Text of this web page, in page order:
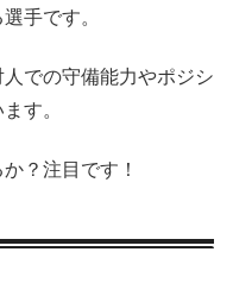
手です。
での守備能力やポジシ
す。
？注目です！